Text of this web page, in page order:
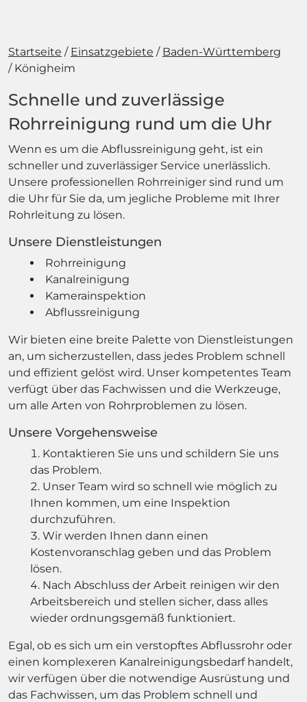
Startseite Einsatzgebiete
Baden-Württemberg
Königheim
Schnelle und zuverlässige
Rohrreinigung rund um die Uhr
Wenn es um die Abflussreinigung geht, ist ein
schneller und zuverlässiger Service unerlässlich.
Unsere professionellen Rohrreiniger sind rund um
die Uhr für Sie da, um jegliche Probleme mit Ihrer
Rohrleitung zu lösen.
Unsere Dienstleistungen
Rohrreinigung
Kanalreinigung
Kamerainspektion
Abflussreinigung
Wir bieten eine breite Palette von Dienstleistungen
an, um sicherzustellen, dass jedes Problem schnell
und effizient gelöst wird. Unser kompetentes Team
verfügt über das Fachwissen und die Werkzeuge,
um alle Arten von Rohrproblemen zu lösen.
Unsere Vorgehensweise
Kontaktieren Sie uns und schildern Sie uns
das Problem.
Unser Team wird so schnell wie möglich zu
Ihnen kommen, um eine Inspektion
durchzuführen.
Wir werden Ihnen dann einen
Kostenvoranschlag geben und das Problem
lösen.
Nach Abschluss der Arbeit reinigen wir den
Arbeitsbereich und stellen sicher, dass alles
wieder ordnungsgemäß funktioniert.
Egal, ob es sich um ein verstopftes Abflussrohr oder
einen komplexeren Kanalreinigungsbedarf handelt,
wir verfügen über die notwendige Ausrüstung und
das Fachwissen, um das Problem schnell und